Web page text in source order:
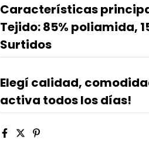
Características
Tejido: 85% poliamida,
Surtidos
Elegí calidad,
activa todos los días!